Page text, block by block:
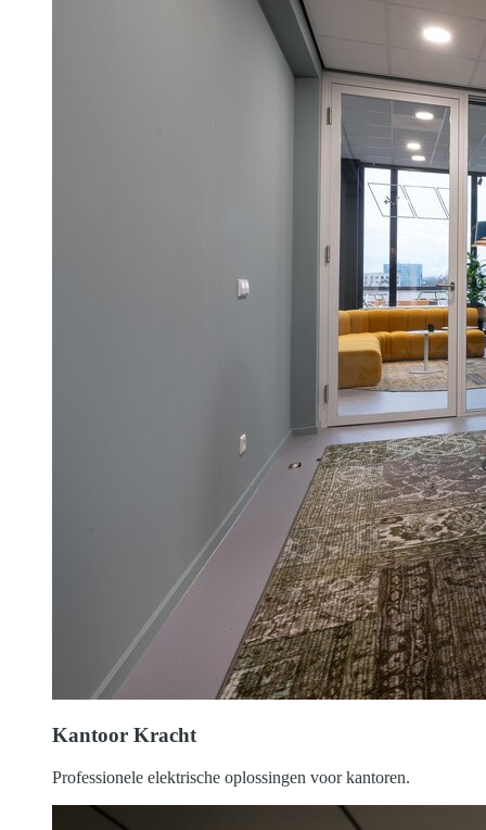
Kantoor Kracht
Professionele elektrische oplossingen voor kantoren.